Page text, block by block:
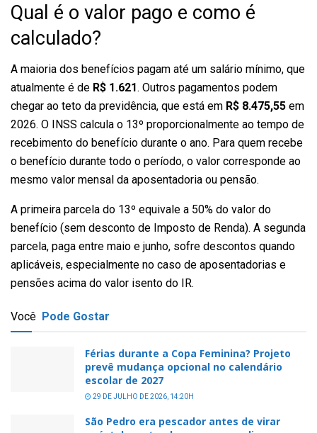
Qual é o valor pago e como é
calculado?
A maioria dos benefícios pagam até um salário mínimo, que
atualmente é de R$ 1.621. Outros pagamentos podem
chegar ao teto da previdência, que está em R$ 8.475,55 em
2026. O INSS calcula o 13º proporcionalmente ao tempo de
recebimento do benefício durante o ano. Para quem recebe
o benefício durante todo o período, o valor corresponde ao
mesmo valor mensal da aposentadoria ou pensão.
A primeira parcela do 13º equivale a 50% do valor do
benefício (sem desconto de Imposto de Renda). A segunda
parcela, paga entre maio e junho, sofre descontos quando
aplicáveis, especialmente no caso de aposentadorias e
pensões acima do valor isento do IR.
Você Pode Gostar
Férias durante a Copa Feminina? Projeto
prevê mudança opcional no calendário
escolar de 2027
29 DE JULHO DE 2026, 14:20H
São Pedro era pescador antes de virar